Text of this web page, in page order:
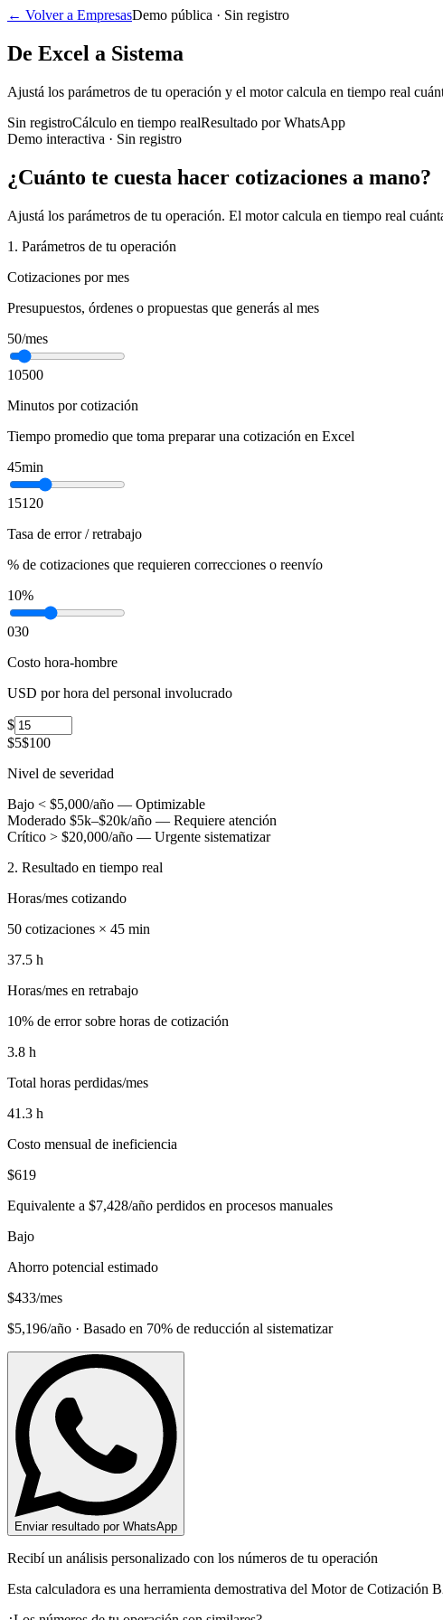
← Volver a EmpresasDemo pública · Sin registro
De Excel a Sistema
Ajustá los parámetros de tu operación y el motor calcula en tiempo real
Sin registroCálculo en tiempo realResultado por WhatsApp
Demo interactiva · Sin registro
¿Cuánto te cuesta hacer cotizaciones a mano?
Ajustá los parámetros de tu operación. El motor calcula en tiempo real
1. Parámetros de tu operación
Cotizaciones por mes
Presupuestos, órdenes o propuestas que generás al mes
50/mes
10500
Minutos por cotización
Tiempo promedio que toma preparar una cotización en Excel
45min
15120
Tasa de error / retrabajo
% de cotizaciones que requieren correcciones o reenvío
10%
030
Costo hora-hombre
USD por hora del personal involucrado
$
$5$100
Nivel de severidad
Bajo < $5,000/año — Optimizable
Moderado $5k–$20k/año — Requiere atención
Crítico > $20,000/año — Urgente sistematizar
2. Resultado en tiempo real
Horas/mes cotizando
50 cotizaciones × 45 min
37.5 h
Horas/mes en retrabajo
10% de error sobre horas de cotización
3.8 h
Total horas perdidas/mes
41.3 h
Costo mensual de ineficiencia
$619
Equivalente a $7,428/año perdidos en procesos manuales
Bajo
Ahorro potencial estimado
$433/mes
$5,196/año · Basado en 70% de reducción al sistematizar
Enviar resultado por WhatsApp
Recibí un análisis personalizado con los números de tu operación
Esta calculadora es una herramienta demostrativa del Motor de Cotización